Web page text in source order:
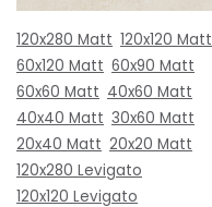
120x280 Matt 120x120 Matt
60x120 Matt 60x90 Matt
60x60 Matt 40x60 Matt
40x40 Matt 30x60 Matt
20x40 Matt 20x20 Matt
120x280 Levigato
120x120 Levigato